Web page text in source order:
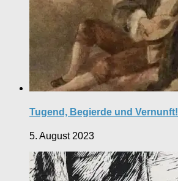
Tugend, Begierde und Vernunft!
5. August 2023